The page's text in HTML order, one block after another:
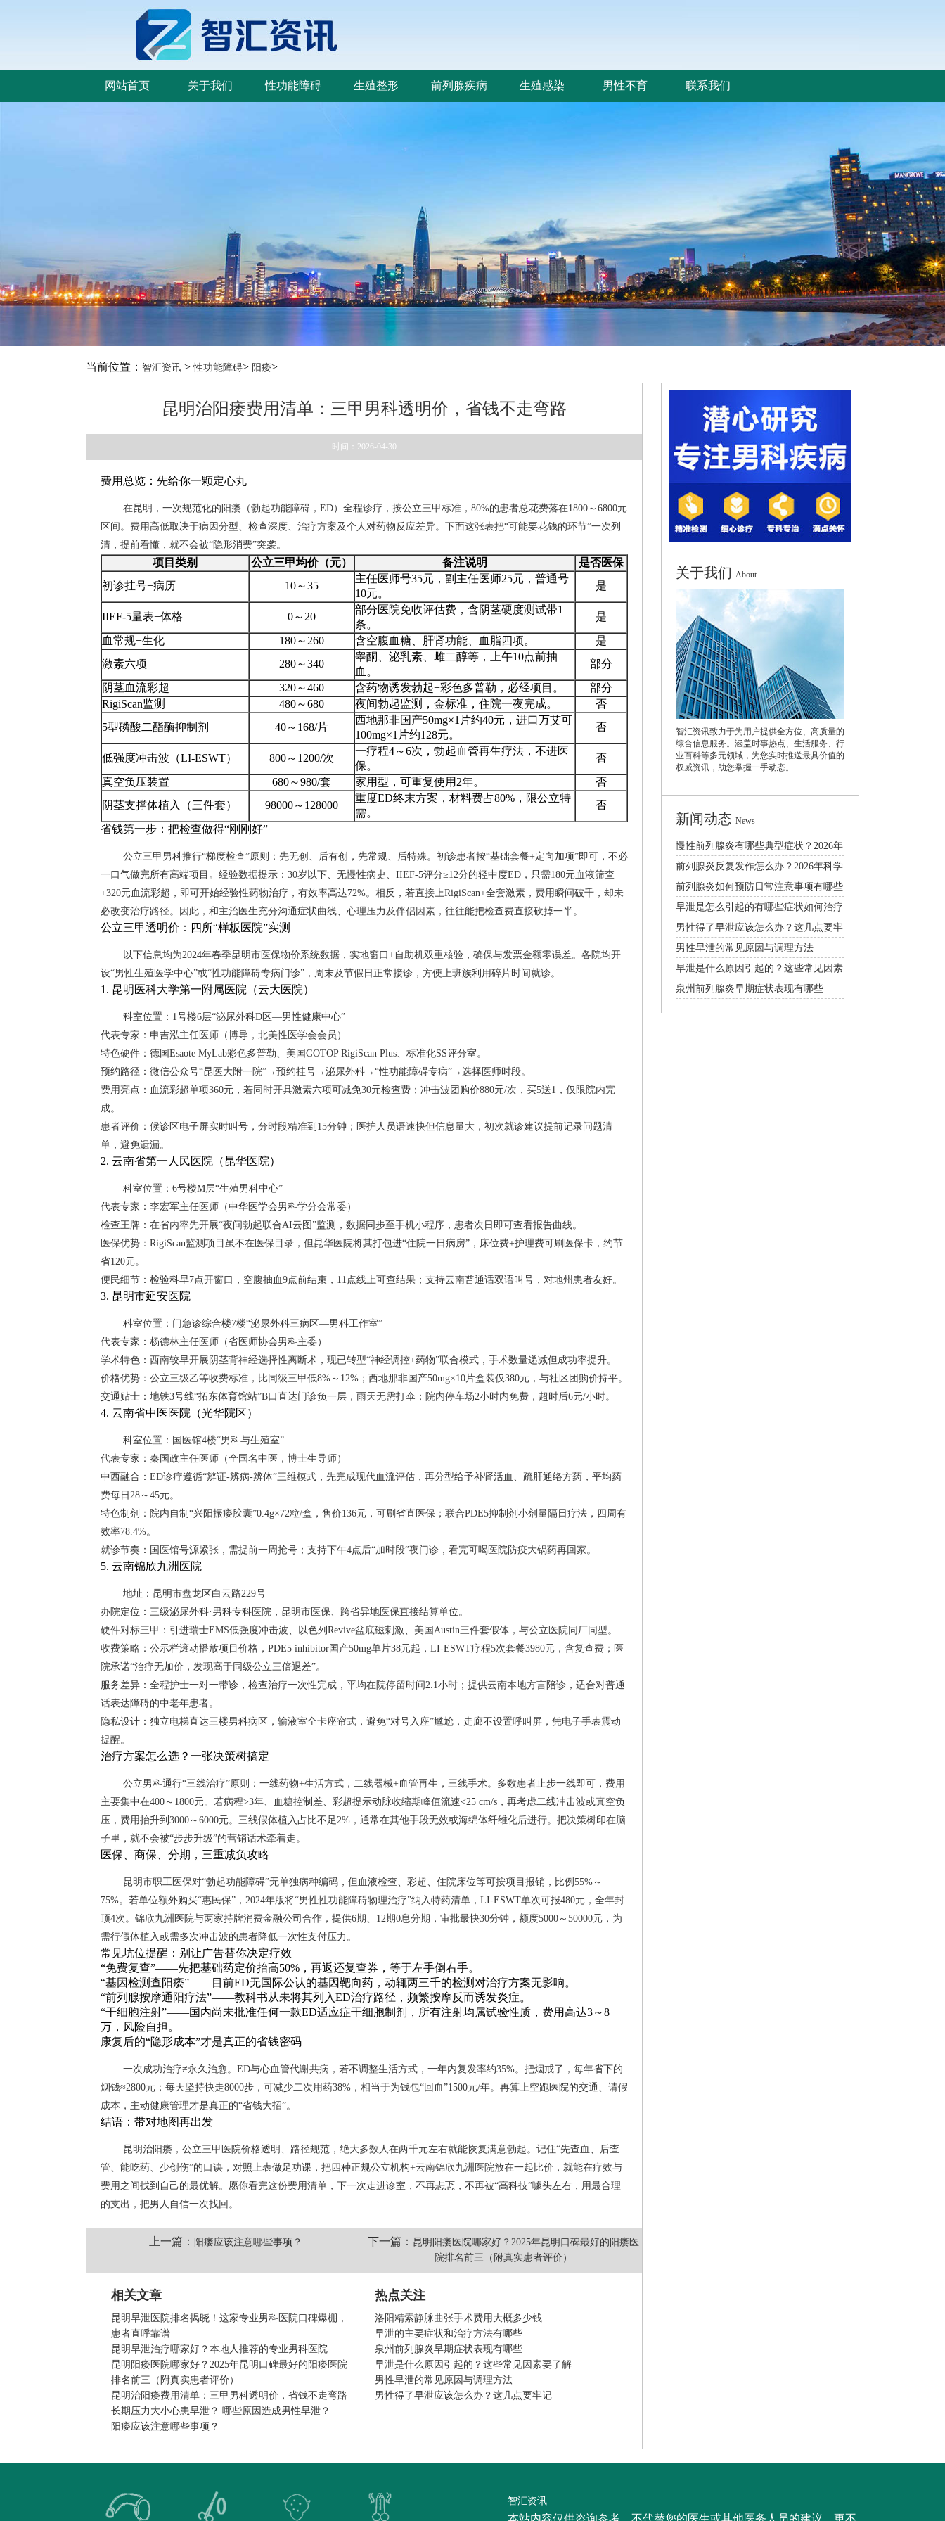
网站首页 关于我们 性功能障碍 生殖整形 前列腺疾病 生殖感染 男性不育 联系我们
当前位置： 智汇资讯 >性功能障碍> 阳痿>
昆明治阳痿费用清单：三甲男科透明价，省钱不走弯路
时间：2026-04-30
费用总览：先给你一颗定心丸
在昆明，一次规范化的阳痿（勃起功能障碍，ED）全程诊疗，按公立三甲标准，80%的患者总花费落在1800～6800元
区间。费用高低取决于病因分型、检查深度、治疗方案及个人对药物反应差异。下面这张表把“可能要花钱的环节”一次列
清，提前看懂，就不会被“隐形消费”突袭。
项目类别 公立三甲均价（元） 备注说明
是否医保
初诊挂号+病历
10～35
主任医师号35元，副主任医师25元，普通号
10元。
是
IIEF-5量表+体格 0～20
部分医院免收评估费，含阴茎硬度测试带1
条。
是
血常规+生化
180～260 含空腹血糖、肝肾功能、血脂四项。
是
激素六项
280～340
睾酮、泌乳素、雌二醇等，上午10点前抽
血。
部分
阴茎血流彩超
320～460 含药物诱发勃起+彩色多普勒，必经项目。
部分
RigiScan监测
480～680 夜间勃起监测，金标准，住院一夜完成。
否
5型磷酸二酯酶抑制剂
40～168/片
西地那非国产50mg×1片约40元，进口万艾可
100mg×1片约128元。
否
低强度冲击波（LI-ESWT） 800～1200/次
一疗程4～6次，勃起血管再生疗法，不进医
保。
否
真空负压装置
680～980/套 家用型，可重复使用2年。
否
阴茎支撑体植入（三件套）
98000～128000
重度ED终末方案，材料费占80%，限公立特
需。
否
省钱第一步：把检查做得“刚刚好”
公立三甲男科推行“梯度检查”原则：先无创、后有创，先常规、后特殊。初诊患者按“基础套餐+定向加项”即可，不必
一口气做完所有高端项目。经验数据提示：30岁以下、无慢性病史、IIEF-5评分≥12分的轻中度ED，只需180元血液筛查
+320元血流彩超，即可开始经验性药物治疗，有效率高达72%。相反，若直接上RigiScan+全套激素，费用瞬间破千，却未
必改变治疗路径。因此，和主治医生充分沟通症状曲线、心理压力及伴侣因素，往往能把检查费直接砍掉一半。
公立三甲透明价：四所“样板医院”实测
以下信息均为2024年春季昆明市医保物价系统数据，实地窗口+自助机双重核验，确保与发票金额零误差。各院均开
设“男性生殖医学中心”或“性功能障碍专病门诊”，周末及节假日正常接诊，方便上班族利用碎片时间就诊。
1. 昆明医科大学第一附属医院（云大医院）
科室位置：1号楼6层“泌尿外科D区—男性健康中心”
代表专家：申吉泓主任医师（博导，北美性医学会会员）
特色硬件：德国Esaote MyLab彩色多普勒、美国GOTOP RigiScan Plus、标准化SS评分室。
预约路径：微信公众号“昆医大附一院”→预约挂号→泌尿外科→“性功能障碍专病”→选择医师时段。
费用亮点：血流彩超单项360元，若同时开具激素六项可减免30元检查费；冲击波团购价880元/次，买5送1，仅限院内完
成。
患者评价：候诊区电子屏实时叫号，分时段精准到15分钟；医护人员语速快但信息量大，初次就诊建议提前记录问题清
单，避免遗漏。
2. 云南省第一人民医院（昆华医院）
科室位置：6号楼M层“生殖男科中心”
代表专家：李宏军主任医师（中华医学会男科学分会常委）
检查王牌：在省内率先开展“夜间勃起联合AI云图”监测，数据同步至手机小程序，患者次日即可查看报告曲线。
医保优势：RigiScan监测项目虽不在医保目录，但昆华医院将其打包进“住院一日病房”，床位费+护理费可刷医保卡，约节
省120元。
便民细节：检验科早7点开窗口，空腹抽血9点前结束，11点线上可查结果；支持云南普通话双语叫号，对地州患者友好。
3. 昆明市延安医院
科室位置：门急诊综合楼7楼“泌尿外科三病区—男科工作室”
代表专家：杨德林主任医师（省医师协会男科主委）
学术特色：西南较早开展阴茎背神经选择性离断术，现已转型“神经调控+药物”联合模式，手术数量递减但成功率提升。
价格优势：公立三级乙等收费标准，比同级三甲低8%～12%；西地那非国产50mg×10片盒装仅380元，与社区团购价持平。
交通贴士：地铁3号线“拓东体育馆站”B口直达门诊负一层，雨天无需打伞；院内停车场2小时内免费，超时后6元/小时。
4. 云南省中医医院（光华院区）
科室位置：国医馆4楼“男科与生殖室”
代表专家：秦国政主任医师（全国名中医，博士生导师）
中西融合：ED诊疗遵循“辨证-辨病-辨体”三维模式，先完成现代血流评估，再分型给予补肾活血、疏肝通络方药，平均药
费每日28～45元。
特色制剂：院内自制“兴阳振痿胶囊”0.4g×72粒/盒，售价136元，可刷省直医保；联合PDE5抑制剂小剂量隔日疗法，四周有
效率78.4%。
就诊节奏：国医馆号源紧张，需提前一周抢号；支持下午4点后“加时段”夜门诊，看完可喝医院防疫大锅药再回家。
5. 云南锦欣九洲医院
地址：昆明市盘龙区白云路229号
办院定位：三级泌尿外科·男科专科医院，昆明市医保、跨省异地医保直接结算单位。
硬件对标三甲：引进瑞士EMS低强度冲击波、以色列Revive盆底磁刺激、美国Austin三件套假体，与公立医院同厂同型。
收费策略：公示栏滚动播放项目价格，PDE5 inhibitor国产50mg单片38元起，LI-ESWT疗程5次套餐3980元，含复查费；医
院承诺“治疗无加价，发现高于同级公立三倍退差”。
服务差异：全程护士一对一带诊，检查治疗一次性完成，平均在院停留时间2.1小时；提供云南本地方言陪诊，适合对普通
话表达障碍的中老年患者。
隐私设计：独立电梯直达三楼男科病区，输液室全卡座帘式，避免“对号入座”尴尬，走廊不设置呼叫屏，凭电子手表震动
提醒。
治疗方案怎么选？一张决策树搞定
公立男科通行“三线治疗”原则：一线药物+生活方式，二线器械+血管再生，三线手术。多数患者止步一线即可，费用
主要集中在400～1800元。若病程>3年、血糖控制差、彩超提示动脉收缩期峰值流速<25 cm/s，再考虑二线冲击波或真空负
压，费用抬升到3000～6000元。三线假体植入占比不足2%，通常在其他手段无效或海绵体纤维化后进行。把决策树印在脑
子里，就不会被“步步升级”的营销话术牵着走。
医保、商保、分期，三重减负攻略
昆明市职工医保对“勃起功能障碍”无单独病种编码，但血液检查、彩超、住院床位等可按项目报销，比例55%～
75%。若单位额外购买“惠民保”，2024年版将“男性性功能障碍物理治疗”纳入特药清单，LI-ESWT单次可报480元，全年封
顶4次。锦欣九洲医院与两家持牌消费金融公司合作，提供6期、12期0息分期，审批最快30分钟，额度5000～50000元，为
需行假体植入或需多次冲击波的患者降低一次性支付压力。
常见坑位提醒：别让广告替你决定疗效
“免费复查”——先把基础药定价抬高50%，再返还复查券，等于左手倒右手。
“基因检测查阳痿”——目前ED无国际公认的基因靶向药，动辄两三千的检测对治疗方案无影响。
“前列腺按摩通阳疗法”——教科书从未将其列入ED治疗路径，频繁按摩反而诱发炎症。
“干细胞注射”——国内尚未批准任何一款ED适应症干细胞制剂，所有注射均属试验性质，费用高达3～8
万，风险自担。
康复后的“隐形成本”才是真正的省钱密码
一次成功治疗≠永久治愈。ED与心血管代谢共病，若不调整生活方式，一年内复发率约35%。把烟戒了，每年省下的
烟钱≈2800元；每天坚持快走8000步，可减少二次用药38%，相当于为钱包“回血”1500元/年。再算上空跑医院的交通、请假
成本，主动健康管理才是真正的“省钱大招”。
结语：带对地图再出发
昆明治阳痿，公立三甲医院价格透明、路径规范，绝大多数人在两千元左右就能恢复满意勃起。记住“先查血、后查
管、能吃药、少创伤”的口诀，对照上表做足功课，把四种正规公立机构+云南锦欣九洲医院放在一起比价，就能在疗效与
费用之间找到自己的最优解。愿你看完这份费用清单，下一次走进诊室，不再忐忑，不再被“高科技”噱头左右，用最合理
的支出，把男人自信一次找回。
上一篇： 阳痿应该注意哪些事项？ 下一篇： 昆明阳痿医院哪家好？2025年昆明口碑最好的阳痿医
院排名前三（附真实患者评价）
相关文章
昆明早泄医院排名揭晓！这家专业男科医院口碑爆棚，
患者直呼靠谱
昆明早泄治疗哪家好？本地人推荐的专业男科医院
昆明阳痿医院哪家好？2025年昆明口碑最好的阳痿医院
排名前三（附真实患者评价）
昆明治阳痿费用清单：三甲男科透明价，省钱不走弯路
长期压力大小心患早泄？ 哪些原因造成男性早泄？
阳痿应该注意哪些事项？
热点关注
洛阳精索静脉曲张手术费用大概多少钱
早泄的主要症状和治疗方法有哪些
泉州前列腺炎早期症状表现有哪些
早泄是什么原因引起的？这些常见因素要了解
男性早泄的常见原因与调理方法
男性得了早泄应该怎么办？这几点要牢记
关于我们 About
智汇资讯致力于为用户提供全方位、高质量的
综合信息服务。涵盖时事热点、生活服务、行
业百科等多元领域，为您实时推送最具价值的
权威资讯，助您掌握一手动态。
新闻动态 News
慢性前列腺炎有哪些典型症状？2026年
科学治疗与日常预防指南
前列腺炎反复发作怎么办？2026年科学
治疗与日常护理方法
前列腺炎如何预防日常注意事项有哪些
早泄是怎么引起的有哪些症状如何治疗
男性得了早泄应该怎么办？这几点要牢
记
男性早泄的常见原因与调理方法
早泄是什么原因引起的？这些常见因素
要了解
泉州前列腺炎早期症状表现有哪些
智汇资讯
本站内容仅供咨询参考，不代替您的医生或其他医务人员的建议，更不